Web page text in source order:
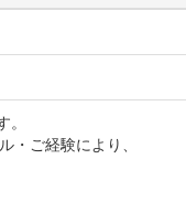
・ご経験により、